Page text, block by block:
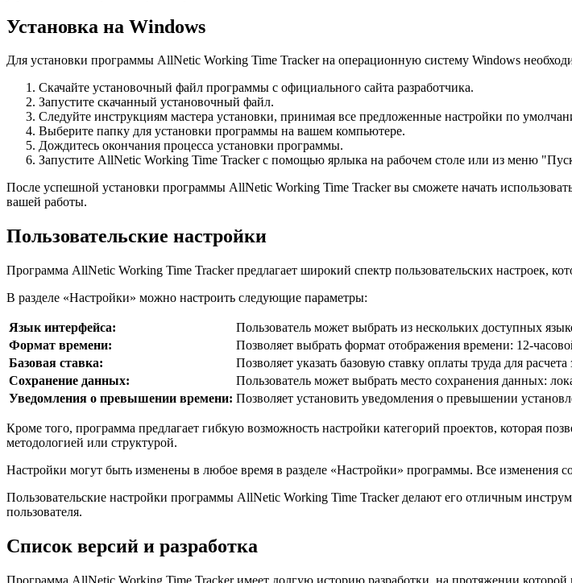
Установка на Windows
Для установки программы AllNetic Working Time Tracker на операционную систему Windows
Скачайте установочный файл программы с официального сайта разработчика.
Запустите скачанный установочный файл.
Следуйте инструкциям мастера установки, принимая все предложенные настройки по
Выберите папку для установки программы на вашем компьютере.
Дождитесь окончания процесса установки программы.
Запустите AllNetic Working Time Tracker с помощью ярлыка на рабочем столе или из меню
После успешной установки программы AllNetic Working Time Tracker вы сможете начать
вашей работы.
Пользовательские настройки
Программа AllNetic Working Time Tracker предлагает широкий спектр пользовательских настроек,
В разделе «Настройки» можно настроить следующие параметры:
Язык интерфейса:
Пользователь может выбрать из нескольких доступных
Формат времени:
Позволяет выбрать формат отображения времени: 12-
Базовая ставка:
Позволяет указать базовую ставку оплаты труда для
Сохранение данных:
Пользователь может выбрать место сохранения данных:
Уведомления о превышении времени: Позволяет установить уведомления о превышении
Кроме того, программа предлагает гибкую возможность настройки категорий проектов, которая
методологией или структурой.
Настройки могут быть изменены в любое время в разделе «Настройки» программы. Все изменения
Пользовательские настройки программы AllNetic Working Time Tracker делают его отличным
пользователя.
Список версий и разработка
Программа AllNetic Working Time Tracker имеет долгую историю разработки, на протяжении